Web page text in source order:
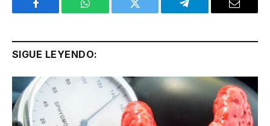
Facebook WhatsApp Twitter Telegram Email
SIGUE LEYENDO: